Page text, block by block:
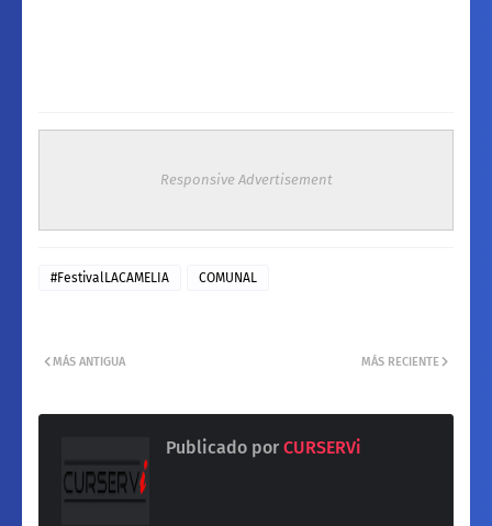
Responsive Advertisement
#FestivalLACAMELIA COMUNAL
MÁS RECIENTE
MÁS ANTIGUA
Publicado por CURSERVi